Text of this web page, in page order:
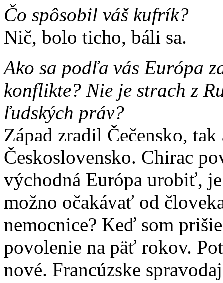
Čo spôsobil váš kufrík?
Nič, bolo ticho, báli sa.
Ako sa podľa vás Európa
konflikte? Nie je strach z
ľudských práv?
Západ zradil Čečensko,
Československo. Chirac
východná Európa urobiť,
možno očakávať od
nemocnice? Keď som
povolenie na päť rokov.
nové. Francúzske